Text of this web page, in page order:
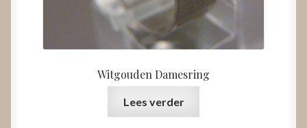
Witgouden Damesring
Lees verder